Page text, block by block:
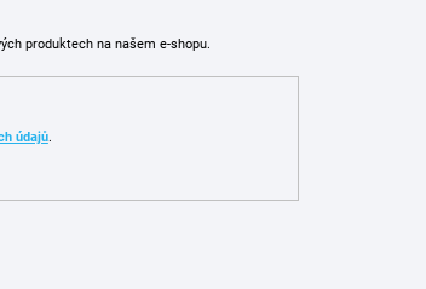
produktech na našem e-shopu.
údajů.